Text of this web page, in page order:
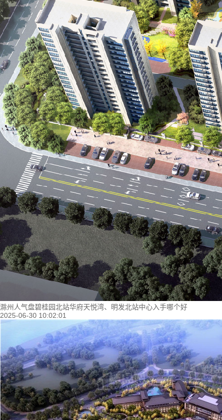
滁州人气盘碧桂园北站华府天悦湾、明发北站中心入手哪个好
2025-06-30 10:02:01